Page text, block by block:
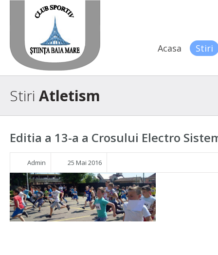
Acasa Stiri
Stiri Atletism
Editia a 13-a a Crosului Electro
Admin 25 Mai 2016